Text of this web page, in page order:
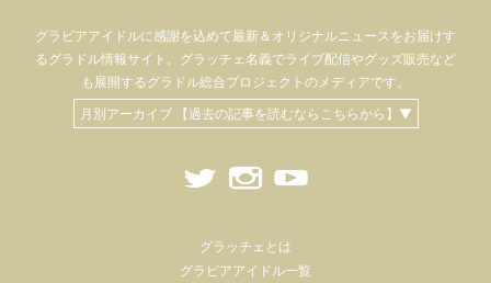
グラビアアイドルに感謝を込めて最新＆オリジナルニュースをお届けす
るグラドル情報サイト。 グラッチェ名義でライブ配信やグッズ販売など
も 展開するグラドル総合プロジェクトのメディアです。
月別アーカイブ 【過去の記事を読むならこちらから】▼
グラッチェとは
グラビアアイドル一覧